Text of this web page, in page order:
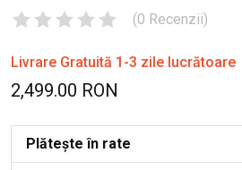
(0 Recenzii)
Livrare Gratuită 1-3 zile lucrătoare
2,499.00 RON
Plătește în rate